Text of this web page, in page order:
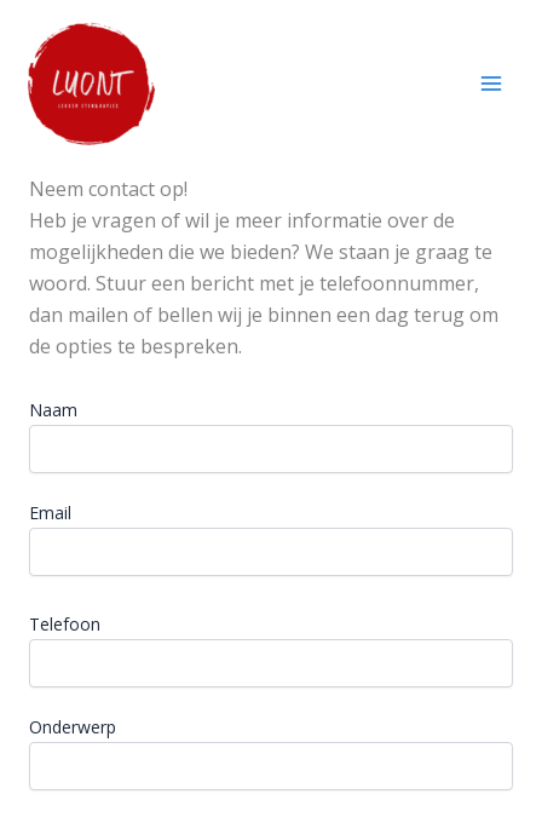
content
Neem contact op!
Heb je vragen of wil je meer informatie over de
mogelijkheden die we bieden? We staan je graag te
woord. Stuur een bericht met je telefoonnummer,
dan mailen of bellen wij je binnen een dag terug om
de opties te bespreken.
Naam
Email
Telefoon
Onderwerp